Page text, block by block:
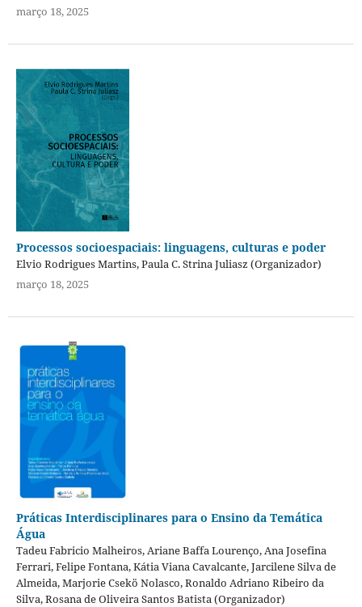
março 18, 2025
Processos socioespaciais: linguagens, culturas e poder
Elvio Rodrigues Martins, Paula C. Strina Juliasz (Organizador)
março 18, 2025
Práticas Interdisciplinares para o Ensino da Temática
Água
Tadeu Fabricio Malheiros, Ariane Baffa Lourenço, Ana Josefina
Ferrari, Felipe Fontana, Kátia Viana Cavalcante, Jarcilene Silva de
Almeida, Marjorie Csekö Nolasco, Ronaldo Adriano Ribeiro da
Silva, Rosana de Oliveira Santos Batista (Organizador)